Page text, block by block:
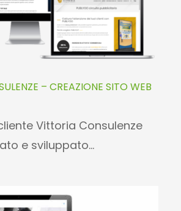
– CREAZIONE SITO WEB
Vittoria Consulenze
e sviluppato…